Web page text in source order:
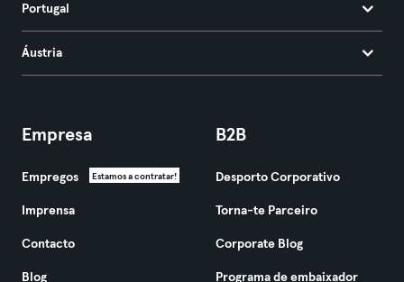
Portugal
Áustria
Empresa
Empregos Estamos a contratar!
Imprensa
Contacto
Blog
B2B
Desporto Corporativo
Torna-te Parceiro
Corporate Blog
Programa de embaixador